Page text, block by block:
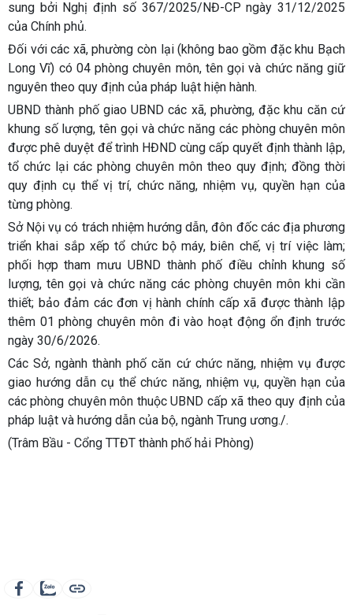
sung bởi Nghị định số 367/2025/NĐ-CP ngày 31/12/2025
của Chính phủ.
Đối với các xã, phường còn lại (không bao gồm đặc khu Bạch
Long Vĩ) có 04 phòng chuyên môn, tên gọi và chức năng giữ
nguyên theo quy định của pháp luật hiện hành.
UBND thành phố giao UBND các xã, phường, đặc khu căn cứ
khung số lượng, tên gọi và chức năng các phòng chuyên môn
được phê duyệt để trình HĐND cùng cấp quyết định thành lập,
tổ chức lại các phòng chuyên môn theo quy định; đồng thời
quy định cụ thể vị trí, chức năng, nhiệm vụ, quyền hạn của
từng phòng.
Sở Nội vụ có trách nhiệm hướng dẫn, đôn đốc các địa phương
triển khai sắp xếp tổ chức bộ máy, biên chế, vị trí việc làm;
phối hợp tham mưu UBND thành phố điều chỉnh khung số
lượng, tên gọi và chức năng các phòng chuyên môn khi cần
thiết; bảo đảm các đơn vị hành chính cấp xã được thành lập
thêm 01 phòng chuyên môn đi vào hoạt động ổn định trước
ngày 30/6/2026.
Các Sở, ngành thành phố căn cứ chức năng, nhiệm vụ được
giao hướng dẫn cụ thể chức năng, nhiệm vụ, quyền hạn của
các phòng chuyên môn thuộc UBND cấp xã theo quy định của
pháp luật và hướng dẫn của bộ, ngành Trung ương./.
(Trâm Bầu - Cổng TTĐT thành phố hải Phòng)